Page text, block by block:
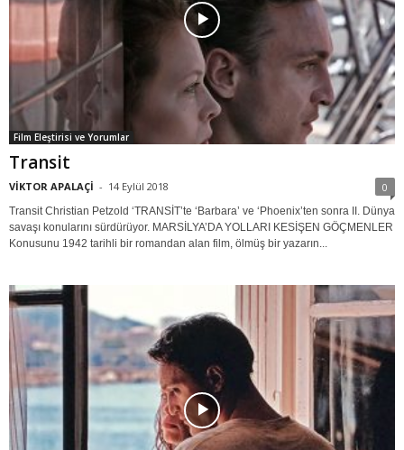
Film Eleştirisi ve Yorumlar
Transit
VİKTOR APALAÇİ - 14 Eylül 2018 0
Transit Christian Petzold ‘TRANSİT’te ‘Barbara’ ve ‘Phoenix’ten sonra II. Dünya
savaşı konularını sürdürüyor. MARSİLYA’DA YOLLARI KESİŞEN GÖÇMENLER
Konusunu 1942 tarihli bir romandan alan film, ölmüş bir yazarın...